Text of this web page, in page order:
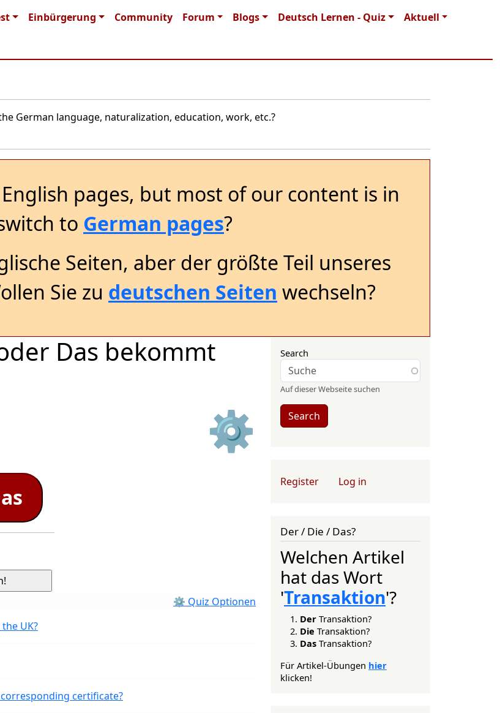
Einbürgerung Community Forum Blogs Deutsch Lernen - Quiz
Aktuell
German language, naturalization, education, work, etc.?
pages, but most of our content is in
to German pages?
Seiten, aber der größte Teil unseres
Sie zu deutschen Seiten wechseln?
Das bekommt
⚙
⚙ Quiz Optionen
UK?
certificate?
Search
Auf dieser Webseite suchen
Search
User account menu
Register Log in
Der / Die / Das?
Welchen Artikel
hat das Wort
'Transaktion'?
Der Transaktion?
Die Transaktion?
Das Transaktion?
Für Artikel-Übungen hier
klicken!